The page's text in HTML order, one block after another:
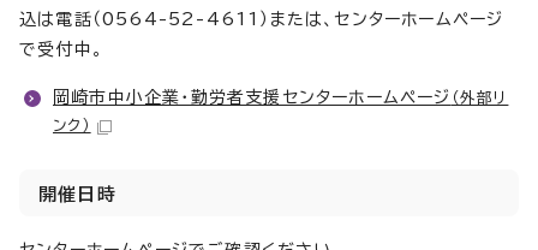
込は電話（0564-52-4611）または、センターホームページ
で受付中。
岡崎市中小企業・勤労者支援センターホームページ （外部リ
ンク）
開催日時